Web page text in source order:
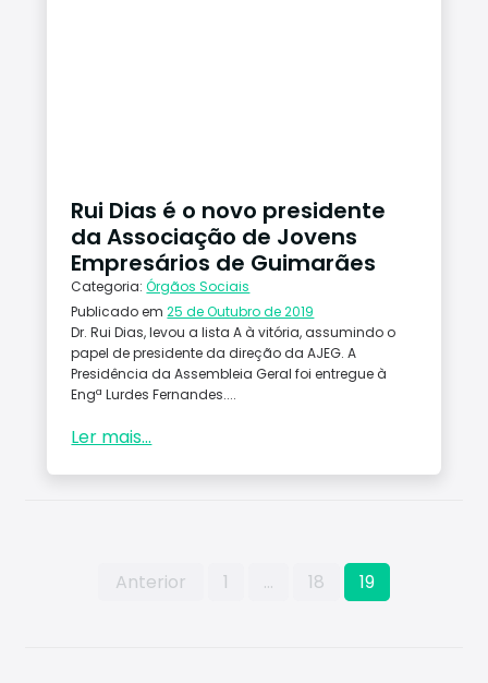
Rui Dias é o novo presidente
da Associação de Jovens
Empresários de Guimarães
Categoria:Órgãos Sociais
Publicado em25 de Outubro de 2019
Dr. Rui Dias, levou a lista A à vitória, assumindo o
papel de presidente da direção da AJEG. A
Presidência da Assembleia Geral foi entregue à
Engª Lurdes Fernandes....
Ler mais...
Paginação
Anterior 1 … 18 19